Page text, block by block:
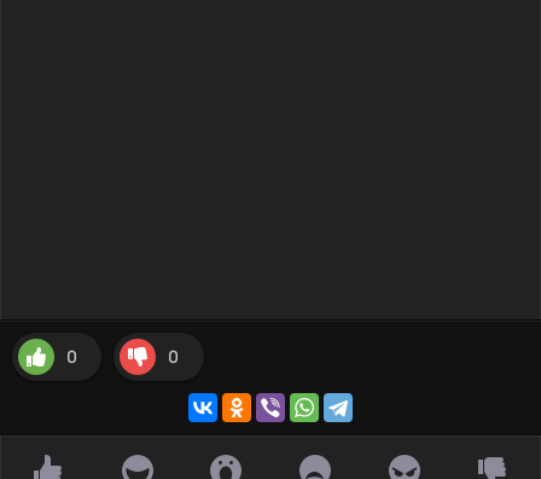
0 0